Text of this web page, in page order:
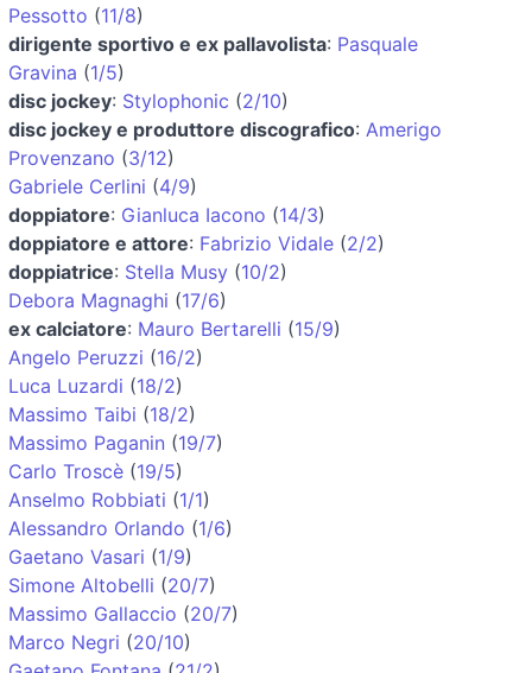
Pessotto (11/8)
dirigente sportivo e ex pallavolista: Pasquale
Gravina (1/5)
disc jockey: Stylophonic (2/10)
disc jockey e produttore discografico: Amerigo
Provenzano (3/12)
Gabriele Cerlini (4/9)
doppiatore: Gianluca Iacono (14/3)
doppiatore e attore: Fabrizio Vidale (2/2)
doppiatrice: Stella Musy (10/2)
Debora Magnaghi (17/6)
ex calciatore: Mauro Bertarelli (15/9)
Angelo Peruzzi (16/2)
Luca Luzardi (18/2)
Massimo Taibi (18/2)
Massimo Paganin (19/7)
Carlo Troscè (19/5)
Anselmo Robbiati (1/1)
Alessandro Orlando (1/6)
Gaetano Vasari (1/9)
Simone Altobelli (20/7)
Massimo Gallaccio (20/7)
Marco Negri (20/10)